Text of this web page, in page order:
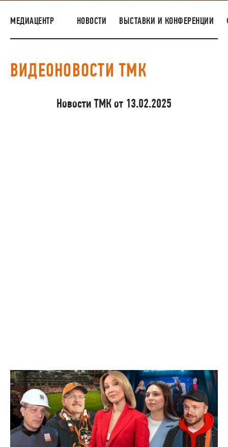
ПОСТАВЩИКАМ
R&D
КОРПОРАТИВНЫЙ УНИВЕРСИТЕТ TMK2U
КОМПЛАЕНС
МЕДИАЦЕНТР НОВОСТИ ВЫСТАВКИ И КОНФЕРЕНЦИИ
ВИДЕОНОВОСТИ ТМК
Новости ТМК от 13.02.2025